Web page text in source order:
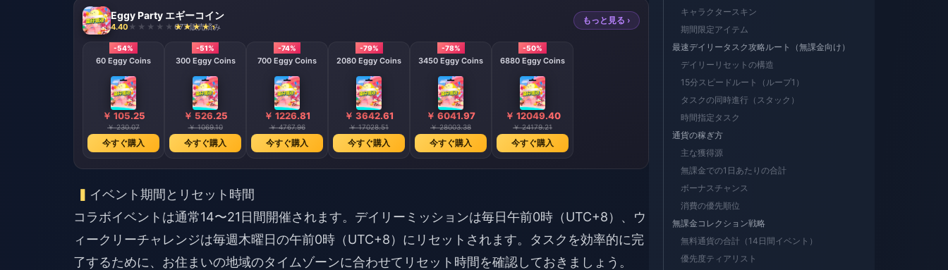
Eggy Party エギーコイン
4.40 677 販売済み
もっと見る ›
-54%
60 Eggy Coins
￥ 105.25
￥ 230.07
今すぐ購入
-51%
300 Eggy Coins
￥ 526.25
￥ 1069.10
今すぐ購入
-74%
700 Eggy Coins
￥ 1226.81
￥ 4767.96
今すぐ購入
-79%
2080 Eggy Coins
￥ 3642.61
￥ 17028.51
今すぐ購入
-78%
3450 Eggy Coins
￥ 6041.97
￥ 28003.38
今すぐ購入
-50%
6880 Eggy Coins
￥ 12049.40
￥ 24179.21
今すぐ購入
イベント期間とリセット時間
コラボイベントは通常14〜21日間開催されます。デイリーミッションは毎日午前0時（UTC+8）、ウ
ィークリーチャレンジは毎週木曜日の午前0時（UTC+8）にリセットされます。タスクを効率的に完
了するために、お住まいの地域のタイムゾーンに合わせてリセット時間を確認しておきましょう。
キャラクタースキン
期間限定アイテム
最速デイリータスク攻略ルート（無課金向け）
デイリーリセットの構造
15分スピードルート（ループ1）
タスクの同時進行（スタック）
時間指定タスク
通貨の稼ぎ方
主な獲得源
無課金での1日あたりの合計
ボーナスチャンス
消費の優先順位
無課金コレクション戦略
無料通貨の合計（14日間イベント）
優先度ティアリスト